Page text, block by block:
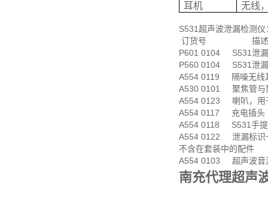
耳机
无线
S531超声波泄漏检测仪
订货号 描述
P601 0104 S531泄漏
P560 0104 S531泄
A554 0119 隔噪无线
A530 0101 聚焦管与
A554 0123 喇叭，用
A554 0117 充电插头
A554 0118 S531手
A554 0122 泄漏标识
不含在套装中的配件
A554 0103 超声波音
南充代理超声